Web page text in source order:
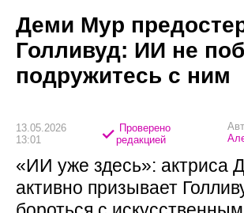
Деми Мур
Голливуд: ИИ не
подружитесь с ним
13.05.2026
13:01
Проверено
редакцией
«ИИ уже здесь»: актриса
активно призывает